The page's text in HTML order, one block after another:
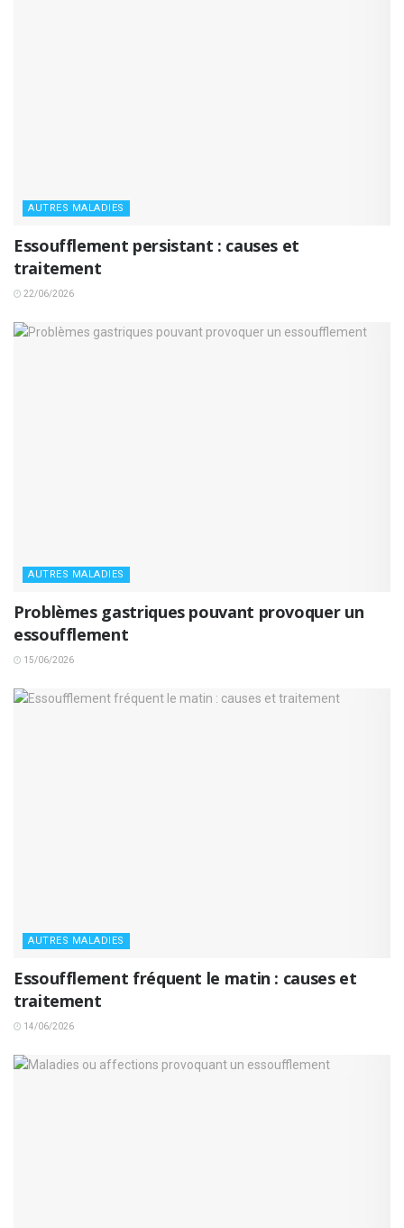
AUTRES MALADIES
Essoufflement persistant : causes et
traitement
22/06/2026
AUTRES MALADIES
Problèmes gastriques pouvant provoquer un
essoufflement
15/06/2026
AUTRES MALADIES
Essoufflement fréquent le matin : causes et
traitement
14/06/2026